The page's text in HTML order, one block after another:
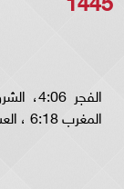
المغرب 6:18 ، العشاء 7:38.